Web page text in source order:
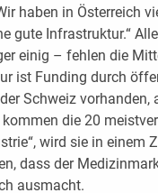
haben in Österreich
gute In­frastruktur.“
einig – fehlen die
ist Funding durch
Schweiz vorhanden,
die 20
wird sie in einem
dass der
ausmacht.